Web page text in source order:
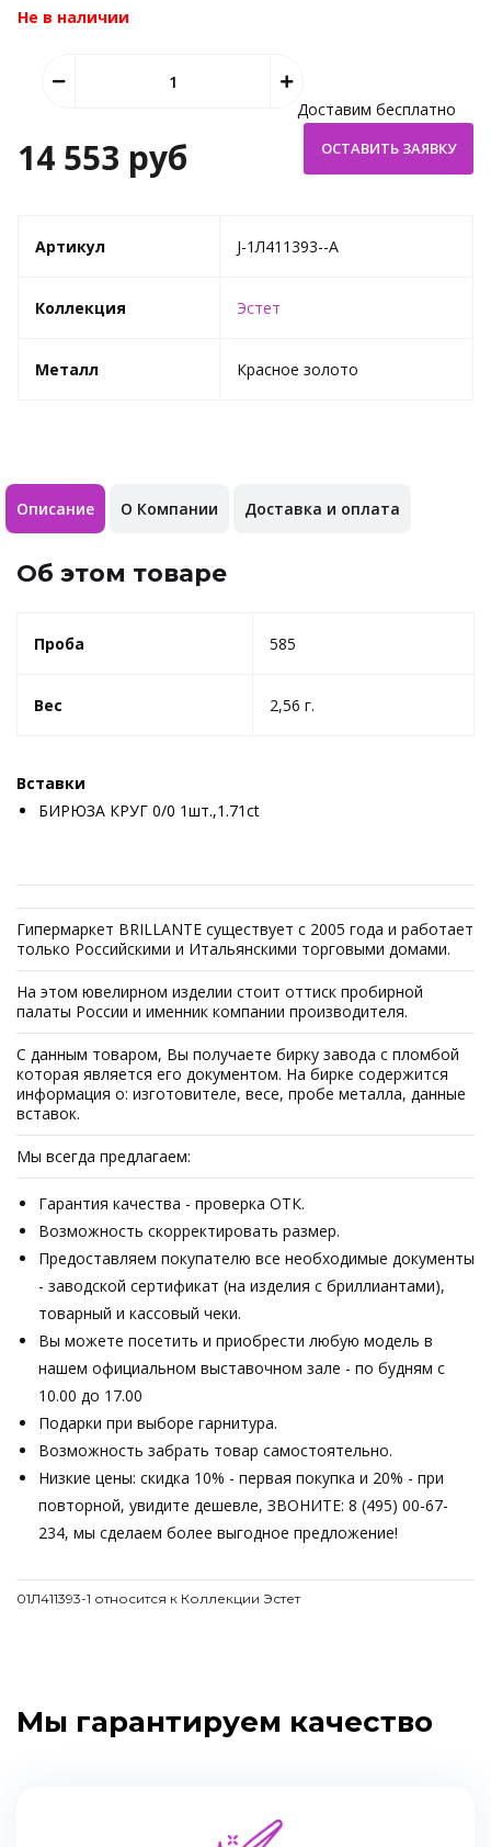
Не в наличии
14 553 руб
Доставим бесплатно
Артикул J-1Л411393--A
Коллекция Эстет
Металл Красное золото
Описание О Компании Доставка и оплата
Об этом товаре
Проба 585
Вес 2,56 г.
Вставки
БИРЮЗА КРУГ 0/0 1шт.,1.71ct
Гипермаркет BRILLANTE существует с 2005 года и работает
только Российскими и Итальянскими торговыми домами.
На этом ювелирном изделии стоит оттиск пробирной
палаты России и именник компании производителя.
С данным товаром, Вы получаете бирку завода с пломбой
которая является его документом. На бирке содержится
информация о: изготовителе, весе, пробе металла, данные
вставок.
Мы всегда предлагаем:
Гарантия качества - проверка ОТК.
Возможность скорректировать размер.
Предоставляем покупателю все необходимые документы
- заводской сертификат (на изделия с бриллиантами),
товарный и кассовый чеки.
Вы можете посетить и приобрести любую модель в
нашем официальном выставочном зале - по будням с
10.00 до 17.00
Подарки при выборе гарнитура.
Возможность забрать товар самостоятельно.
Низкие цены: скидка 10% - первая покупка и 20% - при
повторной, увидите дешевле, ЗВОНИТЕ: 8 (495) 00-67-
234, мы сделаем более выгодное предложение!
01Л411393-1 относится к Коллекции Эстет
Мы гарантируем качество